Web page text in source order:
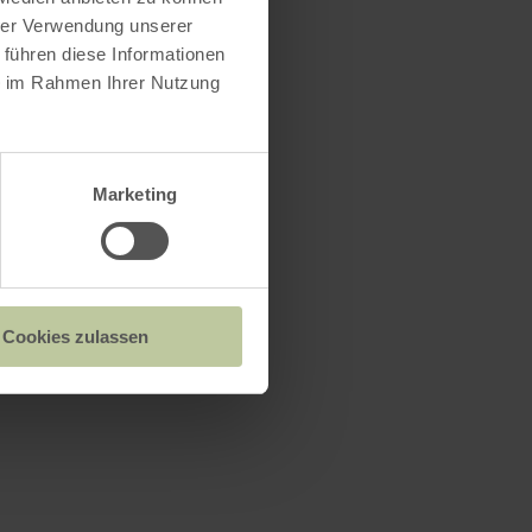
Verwendung unserer
diese Informationen
Rahmen Ihrer Nutzung
Marketing
Cookies zulassen